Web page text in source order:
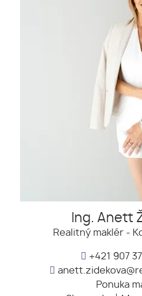
Ing. Anett
Realitný maklér -
+421 907
Ponuka